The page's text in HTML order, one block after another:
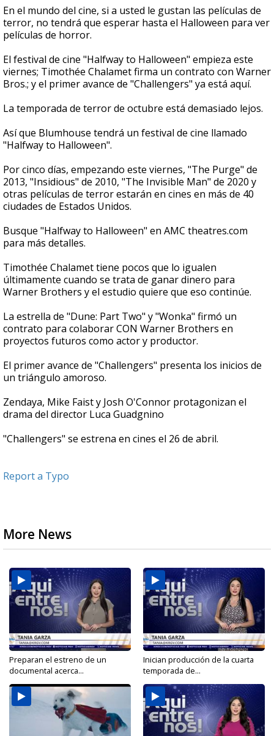
seconds
of
1
minute,
seconds
En el mundo del cine, si a usted le gustan las películas de
terror, no tendrá que esperar hasta el Halloween para ver
películas de horror.
El festival de cine "Halfway to Halloween" empieza este
viernes; Timothée Chalamet firma un contrato con Warner
Bros.; y el primer avance de "Challengers" ya está aquí.
La temporada de terror de octubre está demasiado lejos.
Así que Blumhouse tendrá un festival de cine llamado
"Halfway to Halloween".
Por cinco días, empezando este viernes, "The Purge" de
2013, "Insidious" de 2010, "The Invisible Man" de 2020 y
otras películas de terror estarán en cines en más de 40
ciudades de Estados Unidos.
Busque "Halfway to Halloween" en AMC theatres.com
para más detalles.
Timothée Chalamet tiene pocos que lo igualen
últimamente cuando se trata de ganar dinero para
Warner Brothers y el estudio quiere que eso continúe.
La estrella de "Dune: Part Two" y "Wonka" firmó un
contrato para colaborar CON Warner Brothers en
proyectos futuros como actor y productor.
El primer avance de "Challengers" presenta los inicios de
un triángulo amoroso.
Zendaya, Mike Faist y Josh O'Connor protagonizan el
drama del director Luca Guadgnino
"Challengers" se estrena en cines el 26 de abril.
Report a Typo
More News
Preparan el estreno de un
documental acerca...
Inician producción de la cuarta
temporada de...